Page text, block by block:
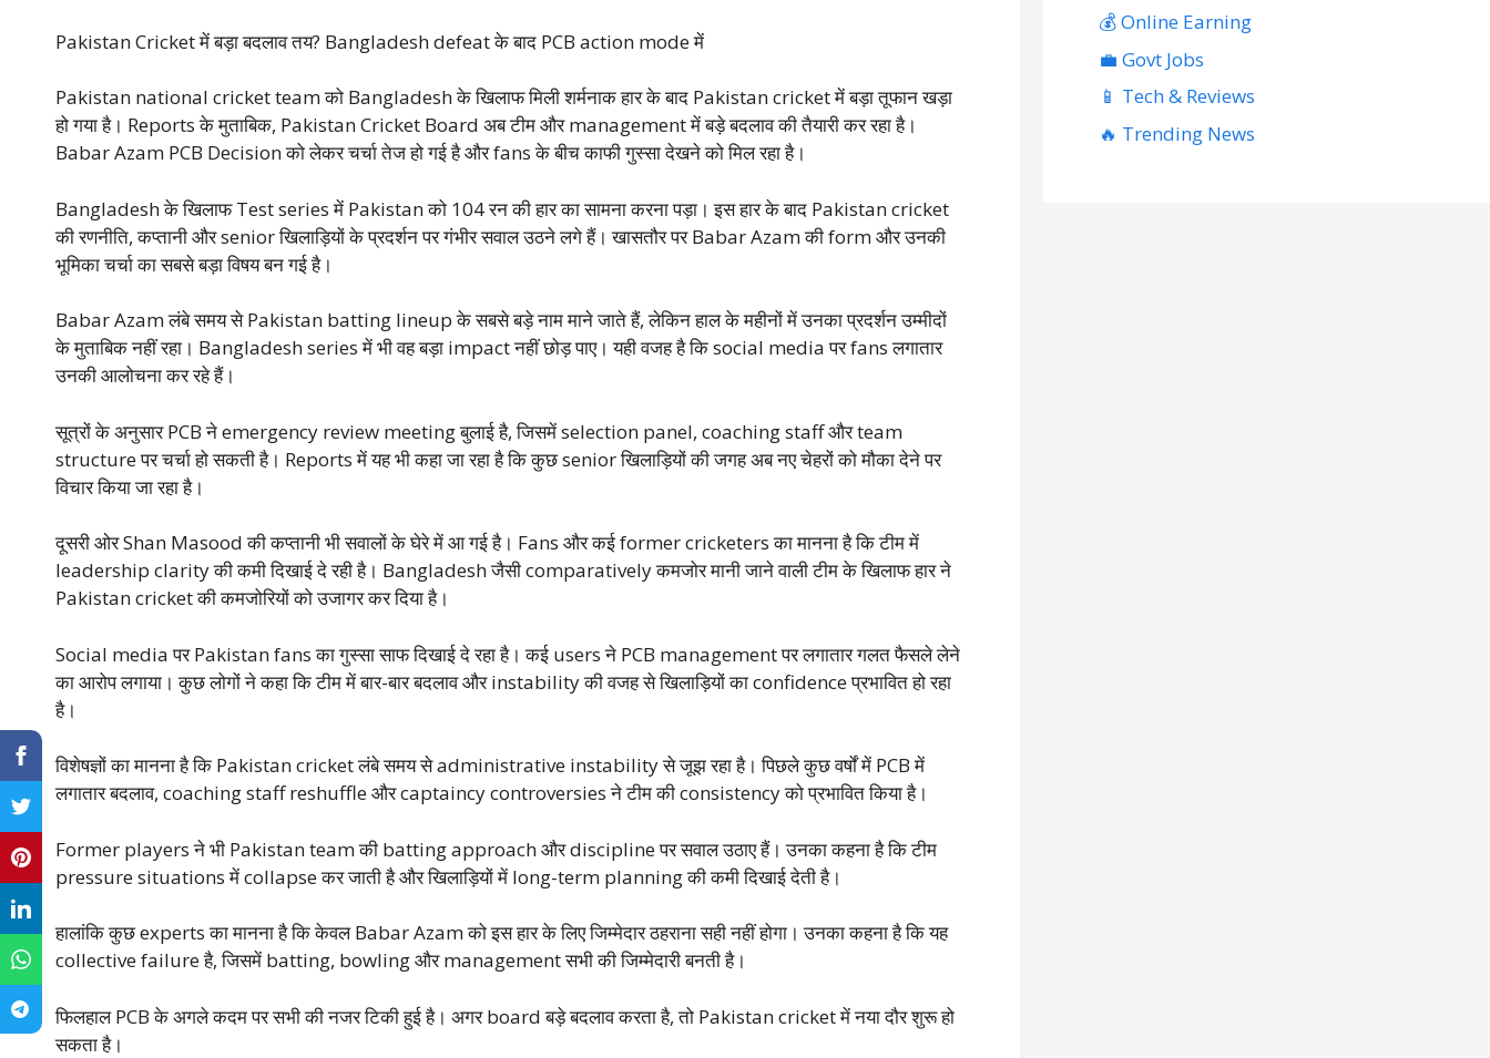
Pakistan Cricket में बड़ा बदलाव तय? Bangladesh defeat के बाद PCB action mode में
Pakistan national cricket team को Bangladesh के खिलाफ मिली शर्मनाक हार के बाद Pakistan cricket में बड़ा तूफान खड़ा
हो गया है। Reports के मुताबिक, Pakistan Cricket Board अब टीम और management में बड़े बदलाव की तैयारी कर रहा है।
Babar Azam PCB Decision को लेकर चर्चा तेज हो गई है और fans के बीच काफी गुस्सा देखने को मिल रहा है।
Bangladesh के खिलाफ Test series में Pakistan को 104 रन की हार का सामना करना पड़ा। इस हार के बाद Pakistan cricket
की रणनीति, कप्तानी और senior खिलाड़ियों के प्रदर्शन पर गंभीर सवाल उठने लगे हैं। खासतौर पर Babar Azam की form और उनकी
भूमिका चर्चा का सबसे बड़ा विषय बन गई है।
Babar Azam लंबे समय से Pakistan batting lineup के सबसे बड़े नाम माने जाते हैं, लेकिन हाल के महीनों में उनका प्रदर्शन उम्मीदों
के मुताबिक नहीं रहा। Bangladesh series में भी वह बड़ा impact नहीं छोड़ पाए। यही वजह है कि social media पर fans लगातार
उनकी आलोचना कर रहे हैं।
सूत्रों के अनुसार PCB ने emergency review meeting बुलाई है, जिसमें selection panel, coaching staff और team
structure पर चर्चा हो सकती है। Reports में यह भी कहा जा रहा है कि कुछ senior खिलाड़ियों की जगह अब नए चेहरों को मौका देने पर
विचार किया जा रहा है।
दूसरी ओर Shan Masood की कप्तानी भी सवालों के घेरे में आ गई है। Fans और कई former cricketers का मानना है कि टीम में
leadership clarity की कमी दिखाई दे रही है। Bangladesh जैसी comparatively कमजोर मानी जाने वाली टीम के खिलाफ हार ने
Pakistan cricket की कमजोरियों को उजागर कर दिया है।
Social media पर Pakistan fans का गुस्सा साफ दिखाई दे रहा है। कई users ने PCB management पर लगातार गलत फैसले लेने
का आरोप लगाया। कुछ लोगों ने कहा कि टीम में बार-बार बदलाव और instability की वजह से खिलाड़ियों का confidence प्रभावित हो रहा
है।
विशेषज्ञों का मानना है कि Pakistan cricket लंबे समय से administrative instability से जूझ रहा है। पिछले कुछ वर्षों में PCB में
लगातार बदलाव, coaching staff reshuffle और captaincy controversies ने टीम की consistency को प्रभावित किया है।
Former players ने भी Pakistan team की batting approach और discipline पर सवाल उठाए हैं। उनका कहना है कि टीम
pressure situations में collapse कर जाती है और खिलाड़ियों में long-term planning की कमी दिखाई देती है।
हालांकि कुछ experts का मानना है कि केवल Babar Azam को इस हार के लिए जिम्मेदार ठहराना सही नहीं होगा। उनका कहना है कि यह
collective failure है, जिसमें batting, bowling और management सभी की जिम्मेदारी बनती है।
फिलहाल PCB के अगले कदम पर सभी की नजर टिकी हुई है। अगर board बड़े बदलाव करता है, तो Pakistan cricket में नया दौर शुरू हो
सकता है।
💰 Online Earning
💼 Govt Jobs
📱 Tech & Reviews
🔥 Trending News